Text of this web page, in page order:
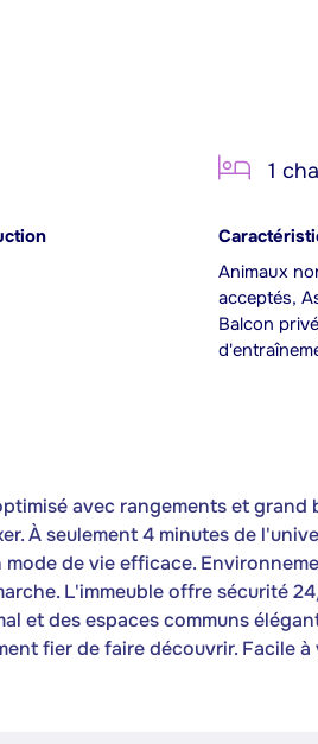
1
Animaux
acceptés,
Balcon
avec rangements et grand
À seulement 4 minutes de
de vie efficace.
L'immeuble offre sécurité
et des espaces communs
fier de faire découvrir. Facile à